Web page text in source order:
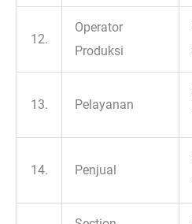
12.
Operator
Produksi
13. Pelayanan
14. Penjual